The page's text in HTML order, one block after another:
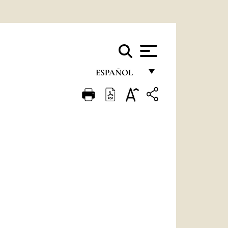
ESPAÑOL
FRANÇAIS